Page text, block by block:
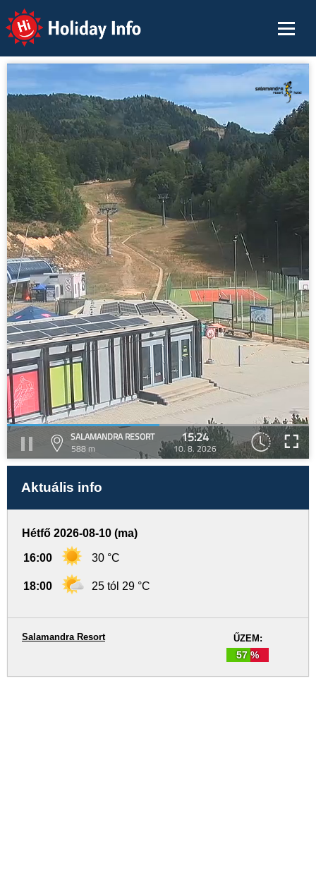
Holiday Info
SALAMANDRA RESORT
588 m
15:24
10. 8. 2026
Aktuális info
Hétfő 2026-08-10 (ma)
16:00 30 °C
18:00 25 tól 29 °C
ŰZEM:
57 %
Salamandra Resort